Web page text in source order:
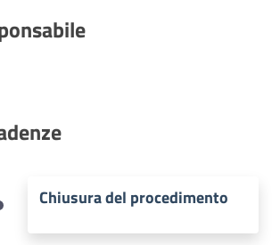
Chiusura del procedimento